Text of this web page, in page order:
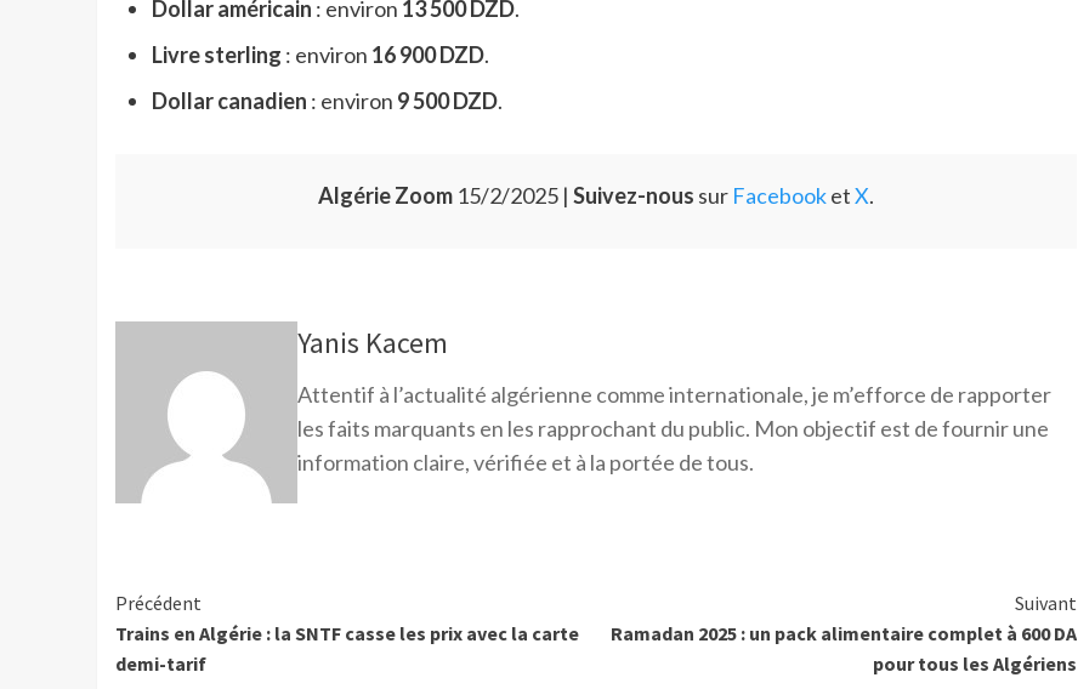
Dollar américain : environ 13 500 DZD.
Livre sterling : environ 16 900 DZD.
Dollar canadien : environ 9 500 DZD.
Algérie Zoom15/2/2025 | Suivez-nous sur FacebooketX.
Yanis Kacem
Attentif à l’actualité algérienne comme internationale, je m’efforce de rapporter
les faits marquants en les rapprochant du public. Mon objectif est de fournir une
information claire, vérifiée et à la portée de tous.
Précédent
Trains en Algérie : la SNTF casse les prix avec la carte
demi-tarif
Suivant
Ramadan 2025 : un pack alimentaire complet à 600 DA
pour tous les Algériens